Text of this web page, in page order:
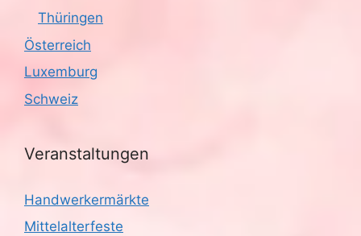
Thüringen
Österreich
Luxemburg
Schweiz
Veranstaltungen
Handwerkermärkte
Mittelalterfeste